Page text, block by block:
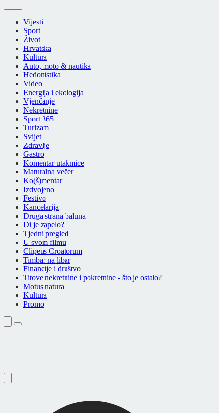
Vijesti
Sport
Život
Hrvatska
Kultura
Auto, moto & nautika
Hedonistika
Video
Energija i ekologija
Vjenčanje
Nekretnine
Sport 365
Turizam
Svijet
Zdravlje
Gastro
Komentar utakmice
Maturalna večer
Ko(š)mentar
Izdvojeno
Festivo
Kancelarija
Druga strana baluna
Di je zapelo?
Tjedni pregled
U svom filmu
Clipeus Croatorum
Timbar na libar
Financije i društvo
Titove nekretnine i pokretnine - što je ostalo?
Motus natura
Kultura
Promo